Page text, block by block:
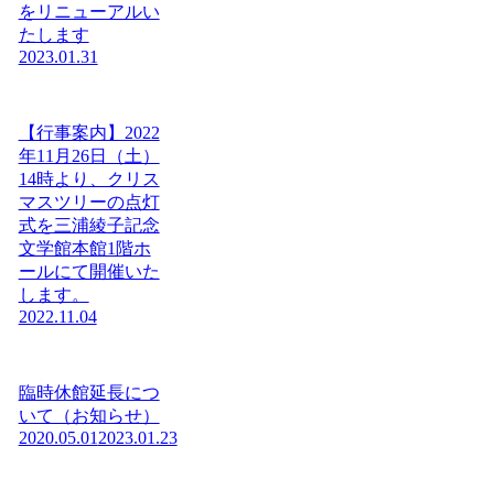
をリニューアルい
たします
2023.01.31
【行事案内】2022
年11月26日（土）
14時より、クリス
マスツリーの点灯
式を三浦綾子記念
文学館本館1階ホ
ールにて開催いた
します。
2022.11.04
臨時休館延長につ
いて（お知らせ）
2020.05.01 2023.01.23